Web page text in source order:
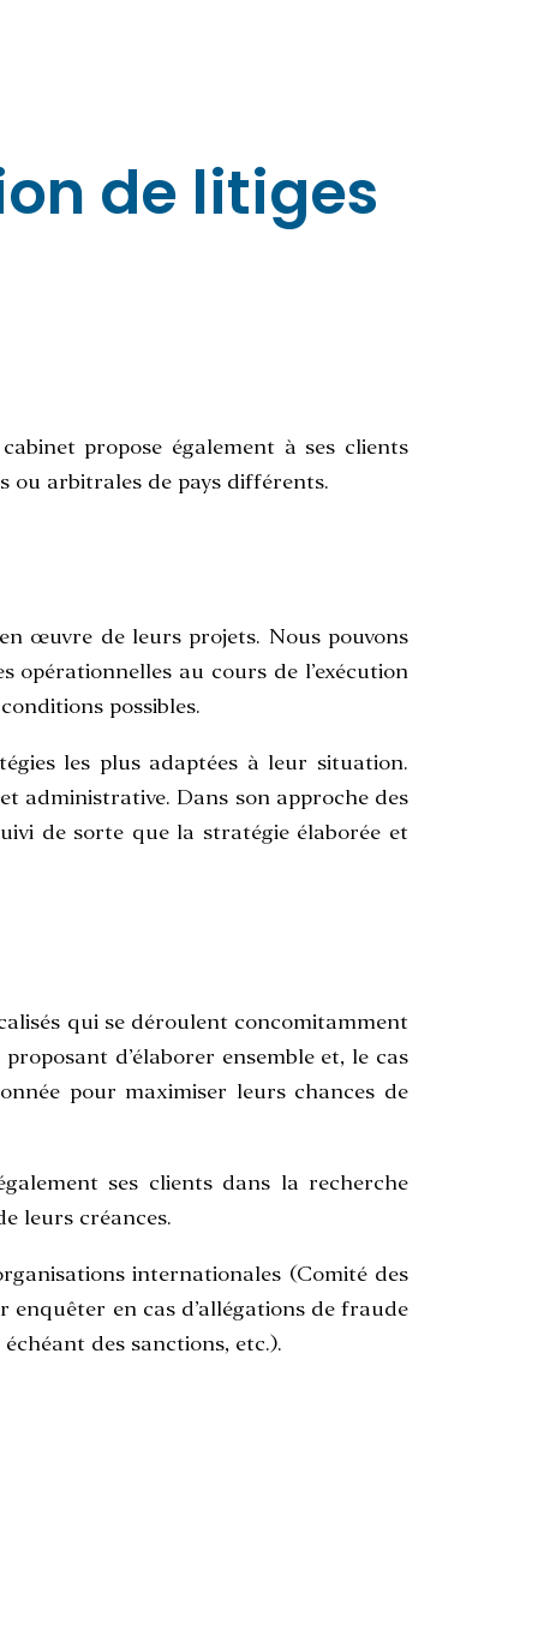
de litiges
propose également à ses clients
ou arbitrales de pays différents.
œuvre de leurs projets. Nous pouvons
opérationnelles au cours de l’exécution
possibles.
les plus adaptées à leur situation.
administrative. Dans son approche des
de sorte que la stratégie élaborée et
qui se déroulent concomitamment
d’élaborer ensemble et, le cas
pour maximiser leurs chances de
ses clients dans la recherche
leurs créances.
internationales (Comité des
enquêter en cas d’allégations de fraude
des sanctions, etc.).